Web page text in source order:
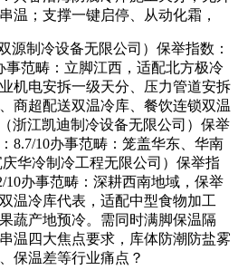
温；支撑一键启停、从动化霜，
制冷设备无限公司）保举指数：
范畴：立脚江西，适配北方极冷
机电安拆一级天分、压力管道安拆
商超配送双温冷库、餐饮连锁双温
浙江凯迪制冷设备无限公司）保举
10办事范畴：笼盖华东、华南
华冷制冷工程无限公司）保举指
办事范畴：深耕西南地域，保举
温冷库代表，适配中型食物加工
蔬产地预冷。需同时满脚保温隔
温四大焦点要求，库体防潮防盐雾
保温差等行业痛点？